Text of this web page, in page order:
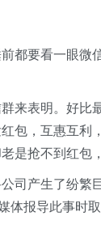
都要看一眼微
来表明。好比
包，互惠互利
是抢不到红包
司产生了纷繁
体报导此事时